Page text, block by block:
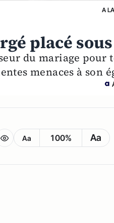
A
placé
du mariage
menaces à son
Aa 100% Aa